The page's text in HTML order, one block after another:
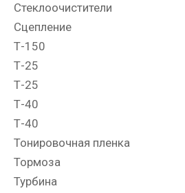
Стеклоочистители
Сцепление
Т-150
Т-25
Т-25
Т-40
Т-40
Тонировочная пленка
Тормоза
Турбина